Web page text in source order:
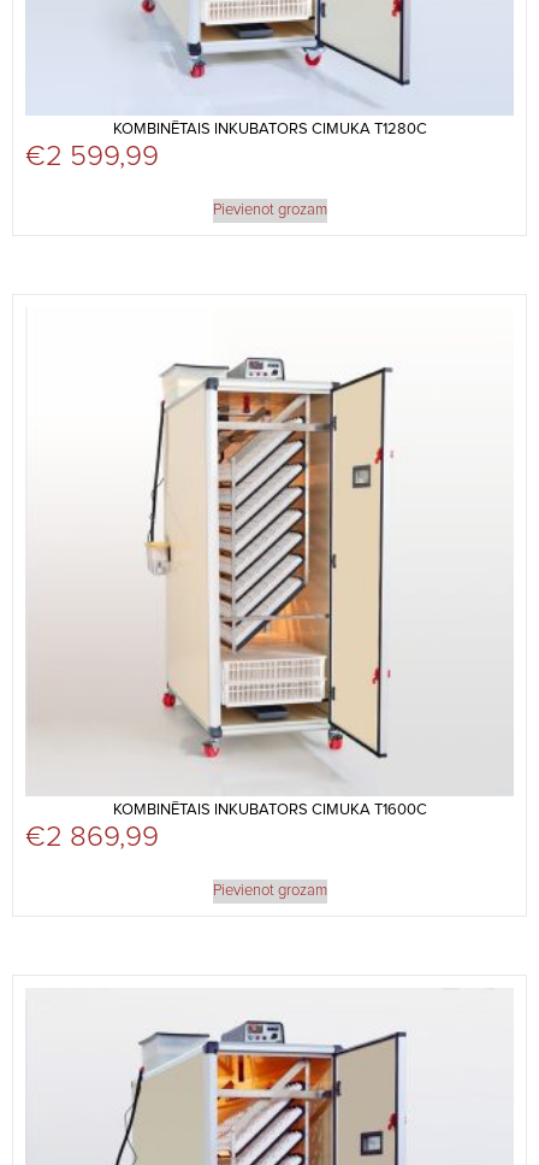
KOMBINĒTAIS INKUBATORS CIMUKA T1280C
€2 599,99
Pievienot grozam
KOMBINĒTAIS INKUBATORS CIMUKA T1600C
€2 869,99
Pievienot grozam